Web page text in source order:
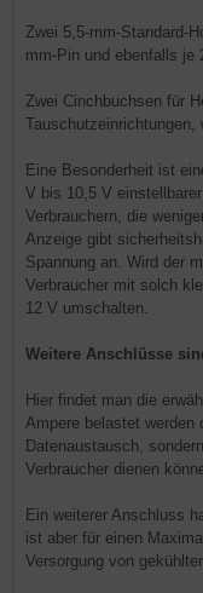
Zwei 5,5-mm-Standard-
mm-Pin und ebenfalls je
Zwei Cinchbuchsen für
Tauschutzeinrichtungen,
Eine Besonderheit ist
V bis 10,5 V
Verbrauchern, die
Anzeige gibt
Spannung an. Wird der
Verbraucher mit solch
12 V umschalten.
Weitere Anschlüsse
Hier findet man die
Ampere belastet werden
Datenaustausch,
Verbraucher dienen
Ein weiterer Anschluss
ist aber für einen
Versorgung von